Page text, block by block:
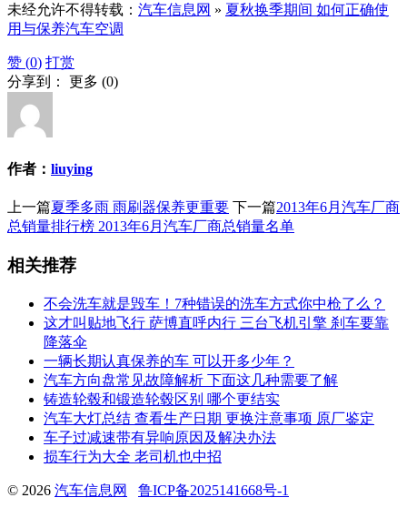
未经允许不得转载： 汽车信息网 » 夏秋换季期间 如何正确使
用与保养汽车空调
赞 (0) 打赏
分享到： 更多 (0)
作者： liuying
上一篇夏季多雨 雨刷器保养更重要 下一篇2013年6月汽车厂商
总销量排行榜 2013年6月汽车厂商总销量名单
相关推荐
不会洗车就是毁车！7种错误的洗车方式你中枪了么？
这才叫贴地飞行 萨博直呼内行 三台飞机引擎 刹车要靠
降落伞
一辆长期认真保养的车 可以开多少年？
汽车方向盘常见故障解析 下面这几种需要了解
铸造轮毂和锻造轮毂区别 哪个更结实
汽车大灯总结 查看生产日期 更换注意事项 原厂鉴定
车子过减速带有异响原因及解决办法
损车行为大全 老司机也中招
© 2026 汽车信息网 鲁ICP备2025141668号-1